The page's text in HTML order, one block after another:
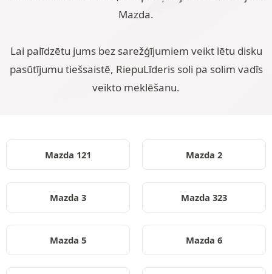
Mazda.
Lai palīdzētu jums bez sarežģījumiem veikt lētu disku
pasūtījumu tiešsaistē, RiepuLīderis soli pa solim vadīs
veikto meklēšanu.
Mazda 121 Mazda 2
Mazda 3 Mazda 323
Mazda 5 Mazda 6